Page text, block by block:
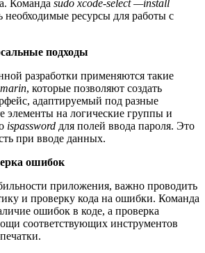
Команда sudo xcode-select —install
необходимые ресурсы для работы с
подходы
разработки применяются такие
, которые позволяют создать
адаптируемый под разные
элементы на логические группы и
ispassword для полей ввода пароля. Это
при вводе данных.
ошибок
приложения, важно проводить
и проверку кода на ошибки. Команда
ошибок в коде, а проверка
соответствующих инструментов